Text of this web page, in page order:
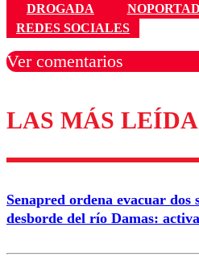
DROGADA
REDES SOCIALES
Ver comentarios
Los comentarios son
diálogo
Nombre
Correo
LAS MÁS
Senapred ordena evacuar dos
desborde del río Damas: